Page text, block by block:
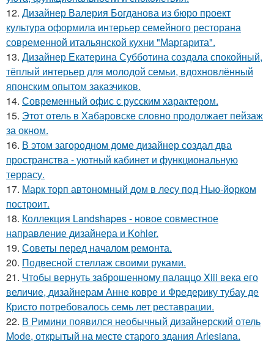
12. Дизайнер Валерия Богданова из бюро проект
культура оформила интерьер семейного ресторана
современной итальянской кухни "Маргарита".
13. Дизайнер Екатерина Субботина создала спокойный,
тёплый интерьер для молодой семьи, вдохновлённый
японским опытом заказчиков.
14. Современный офис с русским характером.
15. Этот отель в Хабаровске словно продолжает пейзаж
за окном.
16. В этом загородном доме дизайнер создал два
пространства - уютный кабинет и функциональную
террасу.
17. Марк торп автономный дом в лесу под Нью-йорком
построит.
18. Коллекция Landshapes - новое совместное
направление дизайнера и Kohler.
19. Советы перед началом ремонта.
20. Подвесной стеллаж своими руками.
21. Чтобы вернуть заброшенному палаццо Xiii века его
величие, дизайнерам Анне ковре и Фредерику тубау де
Кристо потребовалось семь лет реставрации.
22. В Римини появился необычный дизайнерский отель
Mode, открытый на месте старого здания Arlesiana.